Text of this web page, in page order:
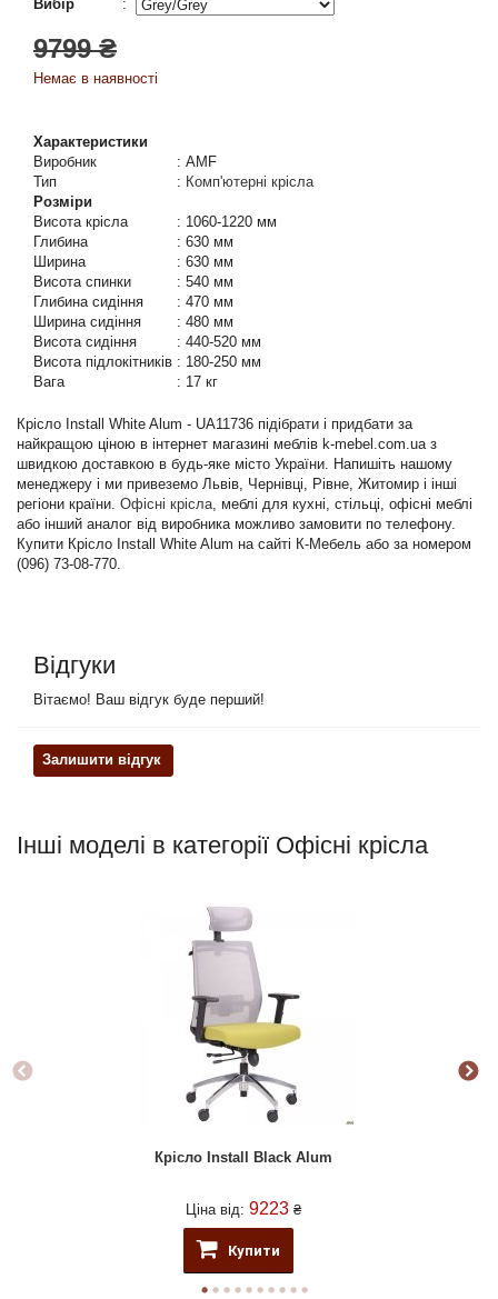
Вибір
:
9799 ₴
Немає в наявності
Характеристики
Виробник
: AMF
Тип
: Комп'ютерні крісла
Розміри
Висота крісла
: 1060-1220 мм
Глибина
: 630 мм
Ширина
: 630 мм
Висота спинки
: 540 мм
Глибина сидіння
: 470 мм
Ширина сидіння
: 480 мм
Висота сидіння
: 440-520 мм
Висота підлокітників : 180-250 мм
Вага
: 17 кг
Крісло Install White Alum - UA11736 підібрати і придбати за
найкращою ціною в інтернет магазині меблів k-mebel.com.ua з
швидкою доставкою в будь-яке місто України. Напишіть нашому
менеджеру і ми привеземо Львів, Чернівці, Рівне, Житомир і інші
регіони країни. Офісні крісла, меблі для кухні, стільці, офісні меблі
або інший аналог від виробника можливо замовити по телефону.
Купити Крісло Install White Alum на сайті К-Мебель або за номером
(096) 73-08-770.
Відгуки
Вітаємо! Ваш відгук буде перший!
Залишити відгук
Інші моделі в категорії Офісні крісла
Крісло Install Black Alum
Ціна від: 9223 ₴
Купити